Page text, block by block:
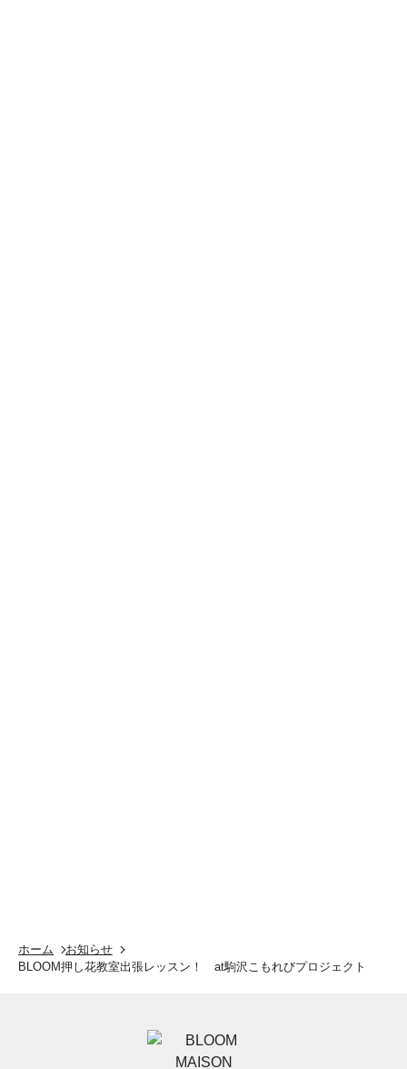
ホーム
お知らせ
BLOOM押し花教室出張レッスン！ at駒沢こもれびプロジェクト